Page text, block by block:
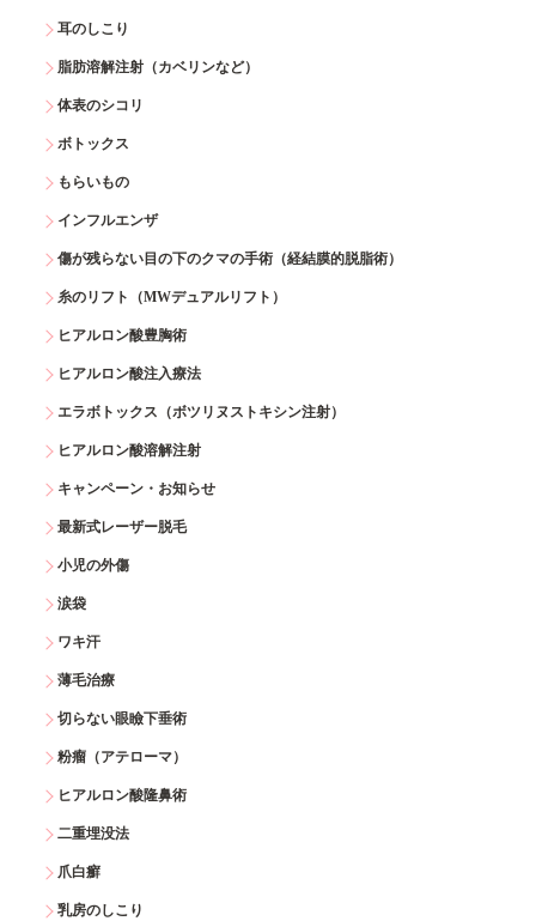
耳のしこり
脂肪溶解注射（カベリンなど）
体表のシコリ
ボトックス
もらいもの
インフルエンザ
傷が残らない目の下のクマの手術（経結膜的脱脂術）
糸のリフト（MWデュアルリフト）
ヒアルロン酸豊胸術
ヒアルロン酸注入療法
エラボトックス（ボツリヌストキシン注射）
ヒアルロン酸溶解注射
キャンペーン・お知らせ
最新式レーザー脱毛
小児の外傷
涙袋
ワキ汗
薄毛治療
切らない眼瞼下垂術
粉瘤（アテローマ）
ヒアルロン酸隆鼻術
二重埋没法
爪白癬
乳房のしこり